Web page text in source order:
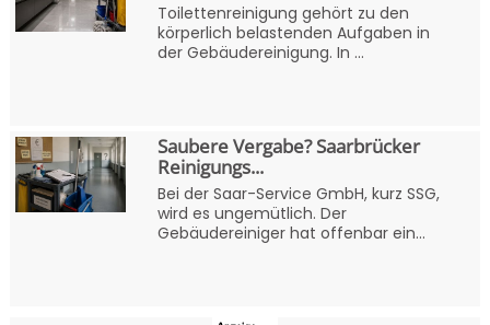
Toilettenreinigung gehört zu den
körperlich belastenden Aufgaben in
der Gebäudereinigung. In ...
Saubere Vergabe? Saarbrücker
Reinigungs...
Bei der Saar-Service GmbH, kurz SSG,
wird es ungemütlich. Der
Gebäudereiniger hat offenbar ein...